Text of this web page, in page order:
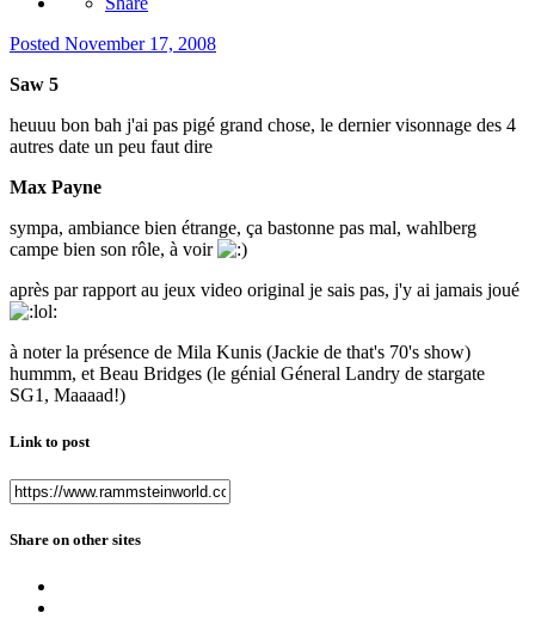
Posted November 17, 2008
Saw 5
heuuu bon bah j'ai pas pigé grand chose, le dernier visonnage des 4
autres date un peu faut dire
Max Payne
sympa, ambiance bien étrange, ça bastonne pas mal, wahlberg
campe bien son rôle, à voir
après par rapport au jeux video original je sais pas, j'y ai jamais joué
à noter la présence de Mila Kunis (Jackie de that's 70's show)
hummm, et Beau Bridges (le génial Géneral Landry de stargate
SG1, Maaaad!)
Link to post
Share on other sites